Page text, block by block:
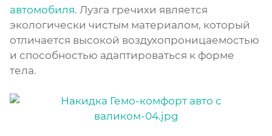
автомобиля. Лузга гречихи является
экологически чистым материалом, который
отличается высокой воздухопроницаемостью
и способностью адаптироваться к форме
тела.